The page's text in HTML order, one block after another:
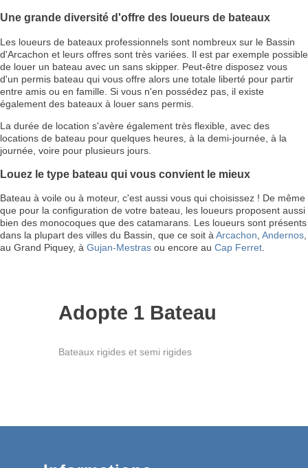
Une grande diversité d'offre des loueurs de bateaux
Les loueurs de bateaux professionnels sont nombreux sur le Bassin
d'Arcachon et leurs offres sont très variées. Il est par exemple possible
de louer un bateau avec un sans skipper. Peut-être disposez vous
d'un permis bateau qui vous offre alors une totale liberté pour partir
entre amis ou en famille. Si vous n'en possédez pas, il existe
également des bateaux à louer sans permis.
La durée de location s'avère également très flexible, avec des
locations de bateau pour quelques heures, à la demi-journée, à la
journée, voire pour plusieurs jours.
Louez le type bateau qui vous convient le mieux
Bateau à voile ou à moteur, c'est aussi vous qui choisissez ! De même
que pour la configuration de votre bateau, les loueurs proposent aussi
bien des monocoques que des catamarans. Les loueurs sont présents
dans la plupart des villes du Bassin, que ce soit àArcachon, Andernos,
au Grand Piquey, à Gujan-Mestras ou encore au Cap Ferret.
Adopte 1 Bateau
Bateaux rigides et semi rigides